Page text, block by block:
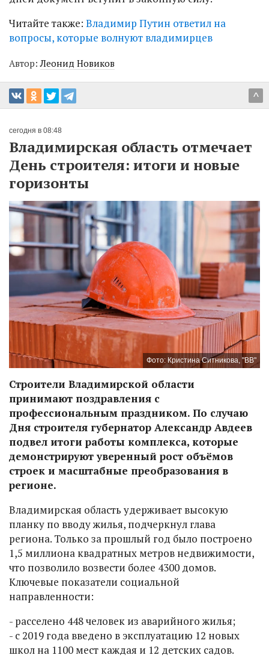
Читайте также: Владимир Путин ответил на
вопросы, которые волнуют владимирцев
Автор:Леонид Новиков
^
сегодня в 08:48
Владимирская область отмечает
День строителя: итоги и новые
горизонты
Фото: Кристина Ситникова, "ВВ"
Строители Владимирской области
принимают поздравления с
профессиональным праздником. По случаю
Дня строителя губернатор Александр Авдеев
подвел итоги работы комплекса, которые
демонстрируют уверенный рост объёмов
строек и масштабные преобразования в
регионе.
Владимирская область удерживает высокую
планку по вводу жилья, подчеркнул глава
региона. Только за прошлый год было построено
1,5 миллиона квадратных метров недвижимости,
что позволило возвести более 4300 домов.
Ключевые показатели социальной
направленности:
- расселено 448 человек из аварийного жилья;
- с 2019 года введено в эксплуатацию 12 новых
школ на 1100 мест каждая и 12 детских садов.